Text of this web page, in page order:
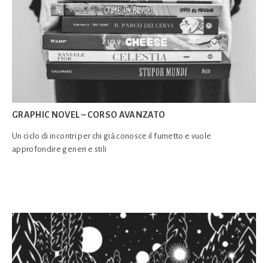
GRAPHIC NOVEL – CORSO AVANZATO
Un ciclo di incontri per chi già conosce il fumetto e vuole
approfondire generi e stili